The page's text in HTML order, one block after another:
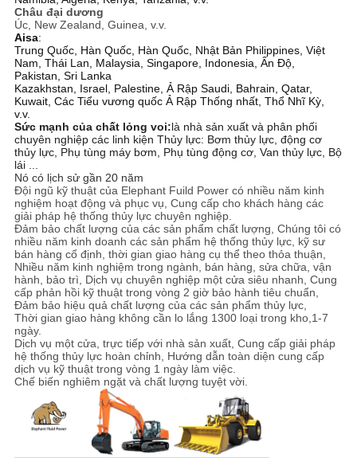
Châu đại dương
Úc, New Zealand, Guinea, v.v.
Aisa:
Trung Quốc, Hàn Quốc, Hàn Quốc, Nhật Bản Philippines, Việt
Nam, Thái Lan, Malaysia, Singapore, Indonesia, Ấn Độ,
Pakistan, Sri Lanka
Kazakhstan, Israel, Palestine, Ả Rập Saudi, Bahrain, Qatar,
Kuwait, Các Tiểu vương quốc Ả Rập Thống nhất, Thổ Nhĩ Kỳ,
v.v.
Sức mạnh của chất lỏng voi:là nhà sản xuất và phân phối
chuyên nghiệp các linh kiện Thủy lực: Bơm thủy lực, động cơ
thủy lực, Phụ tùng máy bơm, Phụ tùng động cơ, Van thủy lực, Bộ
lái ...
Nó có lịch sử gần 20 năm
Đội ngũ kỹ thuật của Elephant Fuild Power có nhiều năm kinh
nghiệm hoạt động và phục vụ, Cung cấp cho khách hàng các
giải pháp hệ thống thủy lực chuyên nghiệp.
Đảm bảo chất lượng của các sản phẩm chất lượng, Chúng tôi có
nhiều năm kinh doanh các sản phẩm hệ thống thủy lực, kỹ sư
bán hàng cố định, thời gian giao hàng cụ thể theo thỏa thuận,
Nhiều năm kinh nghiệm trong ngành, bán hàng, sửa chữa, vận
hành, bảo trì, Dịch vụ chuyên nghiệp một cửa siêu nhanh, Cung
cấp phản hồi kỹ thuật trong vòng 2 giờ bảo hành tiêu chuẩn,
Đảm bảo hiệu quả chất lượng của các sản phẩm thủy lực,
Thời gian giao hàng không cần lo lắng 1300 loại trong kho,1-7
ngày.
Dịch vụ một cửa, trực tiếp với nhà sản xuất, Cung cấp giải pháp
hệ thống thủy lực hoàn chỉnh, Hướng dẫn toàn diện cung cấp
dịch vụ kỹ thuật trong vòng 1 ngày làm việc.
Chế biến nghiêm ngặt và chất lượng tuyệt vời.